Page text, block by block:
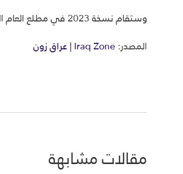
وستقام نسخة 2023 في مطلع العام المقبل بكوت ديفوار.
المصدر:Iraq Zone | عراق زون
مقالات مشابهة